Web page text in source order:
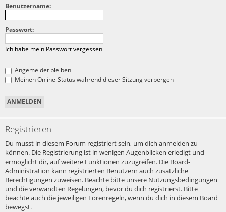
Benutzername:
Passwort:
Ich habe mein Passwort vergessen
Angemeldet bleiben
Meinen Online-Status während dieser Sitzung verbergen
Registrieren
Du musst in diesem Forum registriert sein, um dich anmelden zu
können. Die Registrierung ist in wenigen Augenblicken erledigt und
ermöglicht dir, auf weitere Funktionen zuzugreifen. Die Board-
Administration kann registrierten Benutzern auch zusätzliche
Berechtigungen zuweisen. Beachte bitte unsere Nutzungsbedingungen
und die verwandten Regelungen, bevor du dich registrierst. Bitte
beachte auch die jeweiligen Forenregeln, wenn du dich in diesem Board
bewegst.